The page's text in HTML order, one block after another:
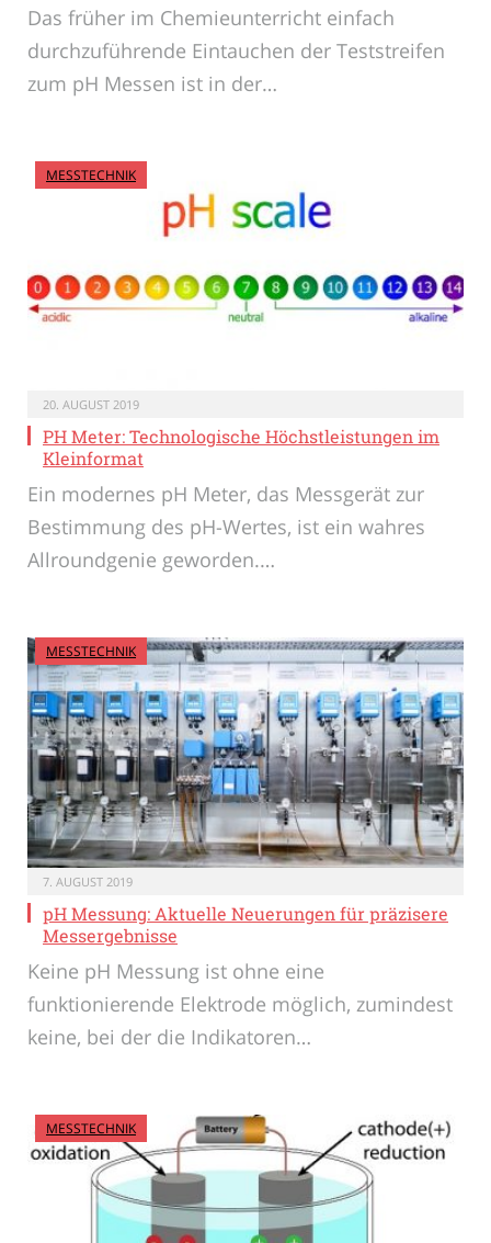
Das früher im Chemieunterricht einfach
durchzuführende Eintauchen der Teststreifen
zum pH Messen ist in der…
MESSTECHNIK
20. AUGUST 2019
PH Meter: Technologische Höchstleistungen im
Kleinformat
Ein modernes pH Meter, das Messgerät zur
Bestimmung des pH-Wertes, ist ein wahres
Allroundgenie geworden.…
MESSTECHNIK
7. AUGUST 2019
pH Messung: Aktuelle Neuerungen für präzisere
Messergebnisse
Keine pH Messung ist ohne eine
funktionierende Elektrode möglich, zumindest
keine, bei der die Indikatoren…
MESSTECHNIK